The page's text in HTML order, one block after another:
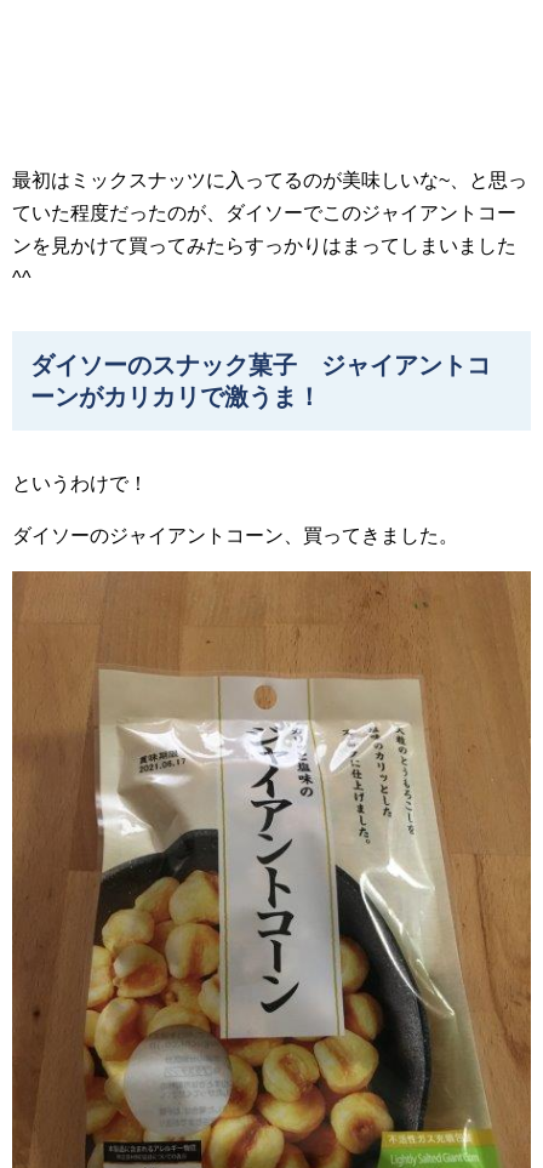
最初はミックスナッツに入ってるのが美味しいな~、と思っ
ていた程度だったのが、ダイソーでこのジャイアントコー
ンを見かけて買ってみたらすっかりはまってしまいました
^^
ダイソーのスナック菓子 ジャイアントコ
ーンがカリカリで激うま！
というわけで！
ダイソーのジャイアントコーン、買ってきました。